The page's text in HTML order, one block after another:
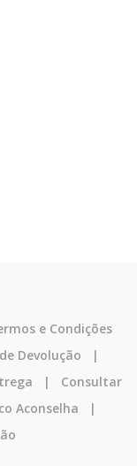
e Condições
Devolução |
| Consultar
Aconselha |